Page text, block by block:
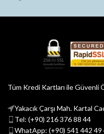
Tüm Kredi Kartları ile Güvenli
Yakacık Çarşı Mah. Kartal
Tel: (+90) 216 376 88 44
WhatApp: (+90) 541 442 49